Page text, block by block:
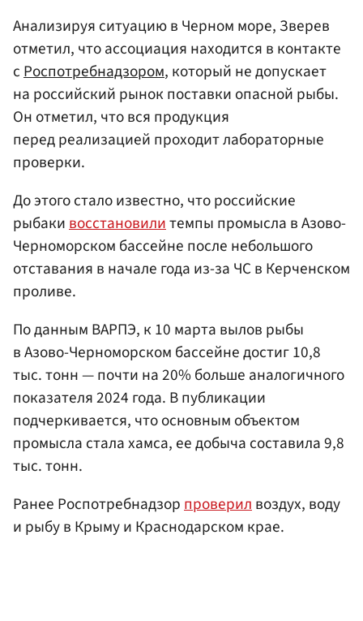
Анализируя ситуацию в Черном море, Зверев
отметил, что ассоциация находится в контакте
с Роспотребнадзором, который не допускает
на российский рынок поставки опасной рыбы.
Он отметил, что вся продукция
перед реализацией проходит лабораторные
проверки.
До этого стало известно, что российские
рыбакивосстановилитемпы промысла в Азово-
Черноморском бассейне после небольшого
отставания в начале года из-за ЧС в Керченском
проливе.
По данным ВАРПЭ, к 10 марта вылов рыбы
в Азово-Черноморском бассейне достиг 10,8
тыс. тонн — почти на 20% больше аналогичного
показателя 2024 года. В публикации
подчеркивается, что основным объектом
промысла стала хамса, ее добыча составила 9,8
тыс. тонн.
Ранее Роспотребнадзорпроверилвоздух, воду
и рыбу в Крыму и Краснодарском крае.